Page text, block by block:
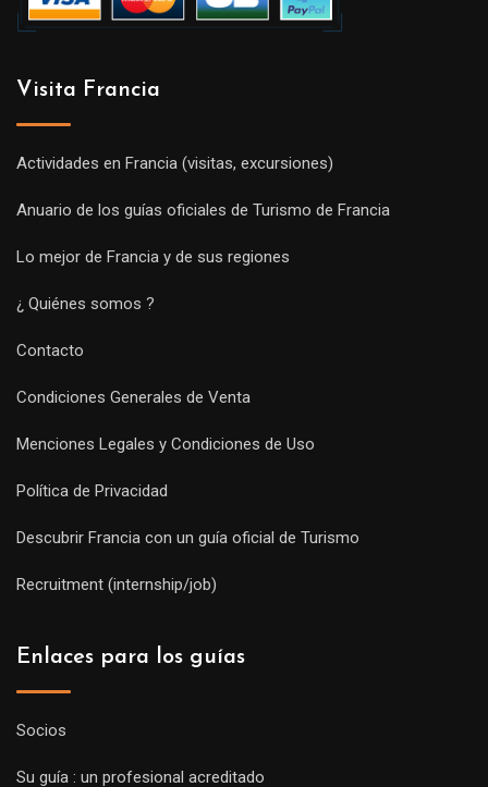
Visita Francia
Actividades en Francia (visitas, excursiones)
Anuario de los guías oficiales de Turismo de Francia
Lo mejor de Francia y de sus regiones
¿ Quiénes somos ?
Contacto
Condiciones Generales de Venta
Menciones Legales y Condiciones de Uso
Política de Privacidad
Descubrir Francia con un guía oficial de Turismo
Recruitment (internship/job)
Enlaces para los guías
Socios
Su guía : un profesional acreditado